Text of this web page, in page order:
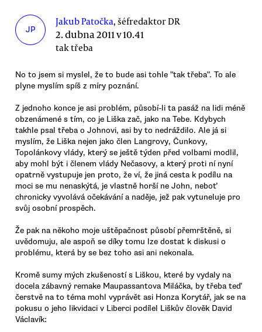
JP
Jakub Patočka, šéfredaktor DR
2. dubna 2011 v 10.41
tak třeba
No to jsem si myslel, že to bude asi tohle "tak třeba". To ale
plyne myslím spíš z míry poznání.
Z jednoho konce je asi problém, působí-li ta pasáž na lidi méně
obzenámené s tím, co je Liška zač, jako na Tebe. Kdybych
takhle psal třeba o Johnovi, asi by to nedráždilo. Ale já si
myslím, že Liška nejen jako člen Langrovy, Čunkovy,
Topolánkovy vlády, který se ještě týden před volbami modlil,
aby mohl být i členem vlády Nečasovy, a který proti ní nyní
opatrně vystupuje jen proto, že ví, že jiná cesta k podílu na
moci se mu nenaskýtá, je vlastně horší ne John, neboť
chronicky vyvolává očekávání a naděje, jež pak vytuneluje pro
svůj osobní prospěch.
Že pak na někoho moje uštěpačnost působí přemrštěně, si
uvědomuju, ale aspoň se díky tomu lze dostat k diskusi o
problému, která by se bez toho asi ani nekonala.
Kromě sumy mých zkušeností s Liškou, které by vydaly na
docela zábavný remake Maupassantova Miláčka, by třeba teď
čerstvě na to téma mohl vyprávět asi Honza Korytář, jak se na
pokusu o jeho likvidaci v Liberci podílel Liškův člověk David
Václavík: